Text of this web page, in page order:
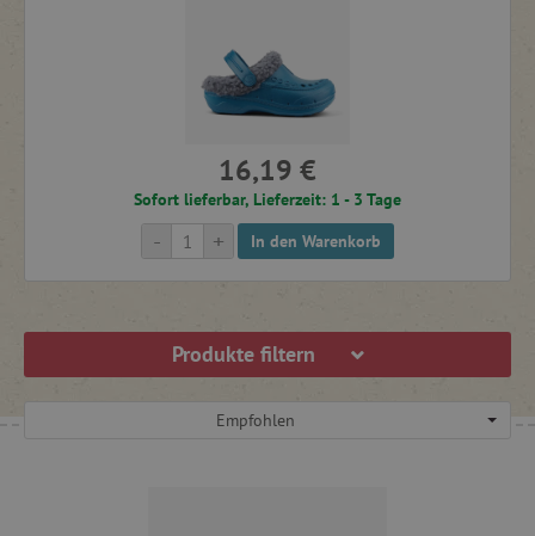
16,19 €
Sofort lieferbar, Lieferzeit: 1 - 3 Tage
+
- In den Warenkorb
Produkte filtern
Empfohlen